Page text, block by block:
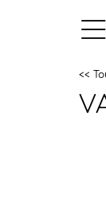
<<